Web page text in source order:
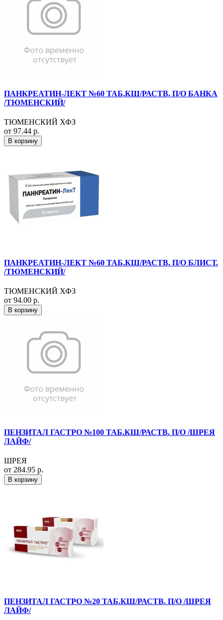
ПАНКРЕАТИН-ЛЕКТ №60 ТАБ.КШ/РАСТВ. П/О БАНКА
/ТЮМЕНСКИЙ/
ТЮМЕНСКИЙ ХФЗ
от 97.44 р.
В корзину
ПАНКРЕАТИН-ЛЕКТ №60 ТАБ.КШ/РАСТВ. П/О БЛИСТ.
/ТЮМЕНСКИЙ/
ТЮМЕНСКИЙ ХФЗ
от 94.00 р.
В корзину
ПЕНЗИТАЛ ГАСТРО №100 ТАБ.КШ/РАСТВ. П/О /ШРЕЯ
ЛАЙФ/
ШРЕЯ
от 284.95 р.
В корзину
ПЕНЗИТАЛ ГАСТРО №20 ТАБ.КШ/РАСТВ. П/О /ШРЕЯ
ЛАЙФ/